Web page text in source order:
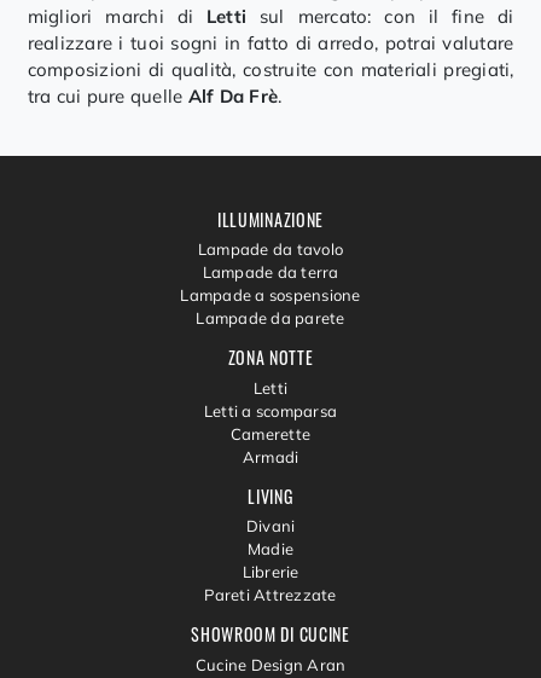
migliori marchi di Letti sul mercato: con il fine di
realizzare i tuoi sogni in fatto di arredo, potrai valutare
composizioni di qualità, costruite con materiali pregiati,
tra cui pure quelle Alf Da Frè.
SHOWROOM DI CUCINE
Cucine Design Aran
LIVING
Divani
Madie
Librerie
Pareti Attrezzate
ZONA NOTTE
Letti
Letti a scomparsa
Camerette
Armadi
ILLUMINAZIONE
Lampade da tavolo
Lampade da terra
Lampade a sospensione
Lampade da parete